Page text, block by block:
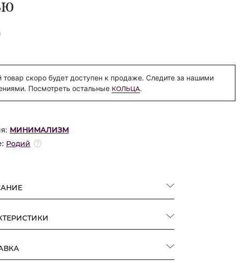
товар скоро будет доступен к продаже. Следите за нашими
Посмотреть остальные КОЛЬЦА.
МИНИМАЛИЗМ
Родий